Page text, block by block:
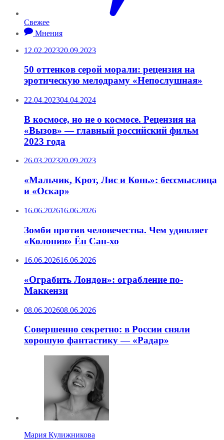
Свежее
Мнения
12.02.202320.09.2023
50 оттенков серой морали: рецензия на
эротическую мелодраму «Непослушная»
22.04.202304.04.2024
В космосе, но не о космосе. Рецензия на
«Вызов» — главный российский фильм
2023 года
26.03.202320.09.2023
«Мальчик, Крот, Лис и Конь»: бессмыслица
и «Оскар»
16.06.202616.06.2026
Зомби против человечества. Чем удивляет
«Колония» Ён Сан-хо
16.06.202616.06.2026
«Ограбить Лондон»: ограбление по-
Маккензи
08.06.202608.06.2026
Совершенно секретно: в России сняли
хорошую фантастику — «Радар»
Мария Кулижникова